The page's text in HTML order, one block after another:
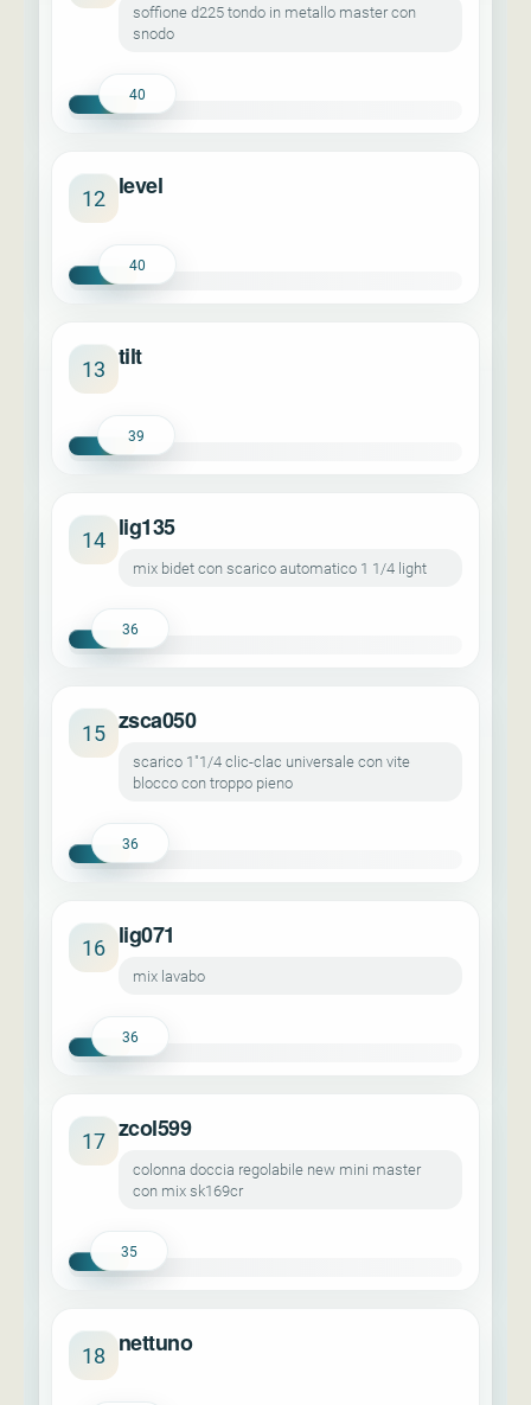
soffione d225 tondo in metallo master con
snodo
40
12 level
40
13 tilt
39
14 lig135
mix bidet con scarico automatico 1 1/4 light
36
15 zsca050
scarico 1"1/4 clic-clac universale con vite
blocco con troppo pieno
36
16 lig071
mix lavabo
36
17 zcol599
colonna doccia regolabile new mini master
con mix sk169cr
35
18 nettuno